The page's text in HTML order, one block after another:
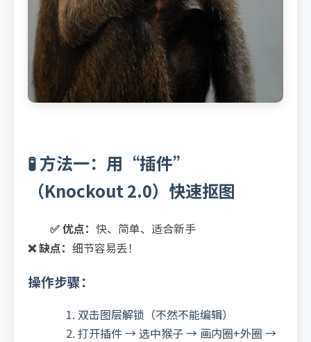
🧪 方法一：用“插件”
（Knockout 2.0）快速抠图
✅ 优点： 快、简单、适合新手
❌ 缺点： 细节容易丢！
操作步骤：
双击图层解锁（不然不能编辑）
打开插件 → 选中猴子 → 画内圈+外圈 →